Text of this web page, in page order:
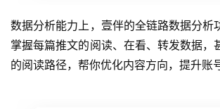
数据分析能力上，壹伴的全链路数据分析
掌握每篇推文的阅读、在看、转发数据，
的阅读路径，帮你优化内容方向，提升账